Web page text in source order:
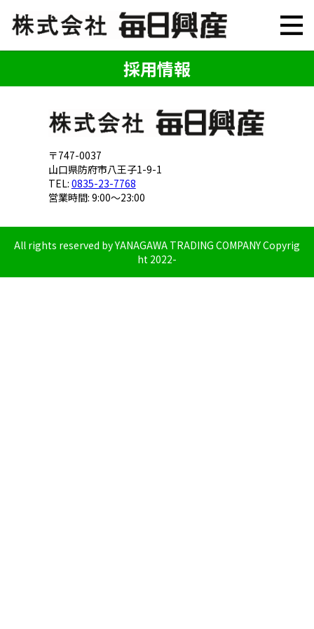
採用情報
〒747-0037
山口県防府市八王子1-9-1
TEL: 0835-23-7768
営業時間: 9:00～23:00
All rights reserved by YANAGAWA TRADING COMPANY Copyrig
ht 2022-